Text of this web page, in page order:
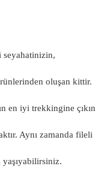
oluşan kittir.
en iyi trekkingine çıkın
Aynı zamanda fileli